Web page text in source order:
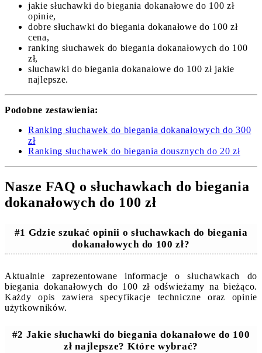
jakie słuchawki do biegania dokanałowe do 100 zł
opinie,
dobre słuchawki do biegania dokanałowe do 100 zł
cena,
ranking słuchawek do biegania dokanałowych do 100
zł,
słuchawki do biegania dokanałowe do 100 zł jakie
najlepsze.
Podobne zestawienia:
Ranking słuchawek do biegania dokanałowych do 300
zł
Ranking słuchawek do biegania dousznych do 20 zł
Nasze FAQ o słuchawkach do biegania
dokanałowych do 100 zł
#1 Gdzie szukać opinii o słuchawkach do biegania
dokanałowych do 100 zł?
Aktualnie zaprezentowane informacje o słuchawkach do
biegania dokanałowych do 100 zł odświeżamy na bieżąco.
Każdy opis zawiera specyfikacje techniczne oraz opinie
użytkowników.
#2 Jakie słuchawki do biegania dokanałowe do 100
zł najlepsze? Które wybrać?